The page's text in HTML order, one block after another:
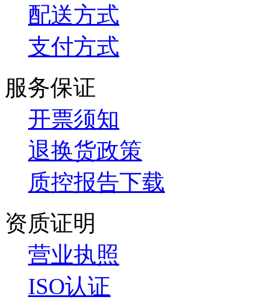
配送方式
支付方式
服务保证
开票须知
退换货政策
质控报告下载
资质证明
营业执照
ISO认证